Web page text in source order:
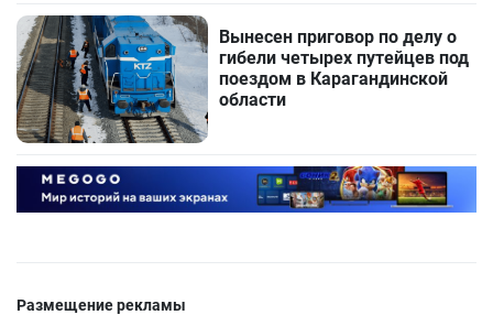
Вынесен приговор по делу о
гибели четырех путейцев под
поездом в Карагандинской
области
Размещение рекламы